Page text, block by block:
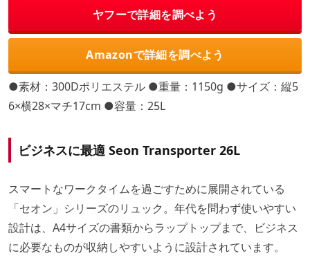
ヤフーで詳細を調べよう
Amazonで詳細を調べよう
●素材：300Dポリエステル ●重量：1150g ●サイズ：縦5
6×横28×マチ17cm ●容量：25L
ビジネスに最適 Seon Transporter 26L
スマートなワークタイムを過ごすために展開されている
「セオン」シリーズのリュック。年代を問わず使いやすい
設計は、A4サイズの書類からラップトップまで、ビジネス
に必要なものが収納しやすいように設計されています。